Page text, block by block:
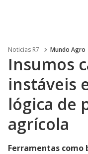
Noticias R7 Mundo Agro
Insumos
instáveis
lógica de
agrícola
Ferramentas como